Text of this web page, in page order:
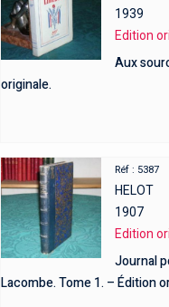
1939
Edition
Aux
originale.
Réf : 5387
HELOT
1907
Edition
Journal
Lacombe. Tome 1. – Édition